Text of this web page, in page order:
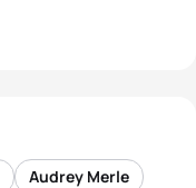
Audrey Merle